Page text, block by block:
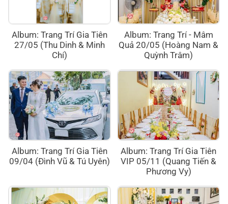
Album: Trang Trí Gia Tiên
27/05 (Thu Dinh & Minh
Chí)
Album: Trang Trí - Mâm
Quả 20/05 (Hoàng Nam &
Quỳnh Trâm)
Album: Trang Trí Gia Tiên
09/04 (Đình Vũ & Tú Uyên)
Album: Trang Trí Gia Tiên
VIP 05/11 (Quang Tiến &
Phương Vy)